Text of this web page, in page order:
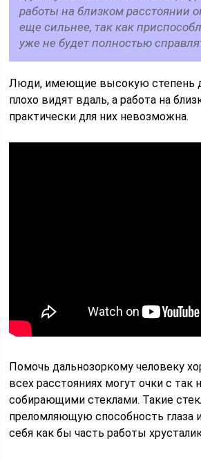
работы на близком расстоянии
еще сильнее, так как
уже не будет полностью
Люди, имеющие высокую степень
плохо видят вдаль, а работа на
практически для них невозможна.
Помочь дальнозоркому человеку
всех расстояниях могут очки с
собирающими стеклами. Такие
преломляющую способность глаза
себя как бы часть работы